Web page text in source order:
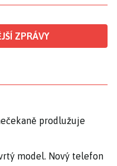
ZPRÁVY
prodlužuje
model. Nový telefon